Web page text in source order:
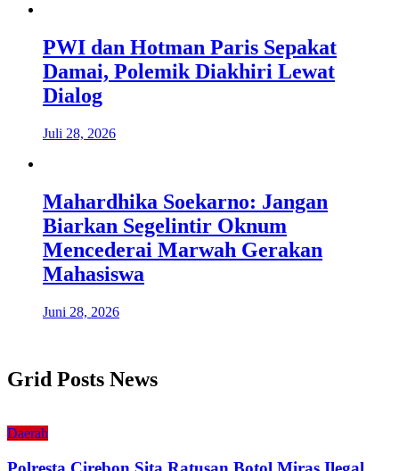
PWI dan Hotman Paris Sepakat
Damai, Polemik Diakhiri Lewat
Dialog
Juli 28, 2026
Mahardhika Soekarno: Jangan
Biarkan Segelintir Oknum
Mencederai Marwah Gerakan
Mahasiswa
Juni 28, 2026
Grid Posts News
Daerah